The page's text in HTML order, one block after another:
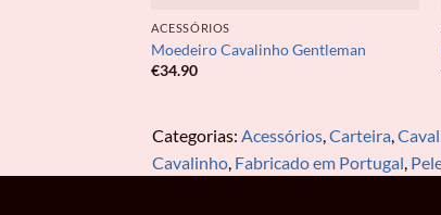
ACESSÓRIOS
Moedeiro Cavalinho Gentleman
€34.90
Categorias: Acessórios,Carteira,
Cavalinho, Fabricado em Portugal,